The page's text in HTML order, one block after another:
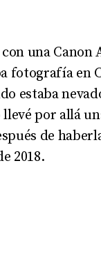
una Canon
fotografía en
estaba
por allá
de
2018.